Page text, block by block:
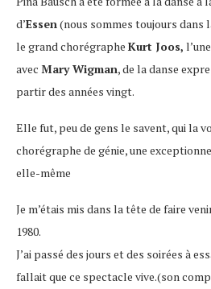
d’Essen(nous sommes toujours dans
le grand chorégraphe Kurt Joos,
avec Mary Wigman, de la danse
partir des années vingt.
Elle fut, peu de gens le savent, qui la
chorégraphe de génie, une
elle-même
Je m’étais mis dans la tête de faire
1980.
J’ai passé des jours et des soirées à
fallait que ce spectacle vive.(son